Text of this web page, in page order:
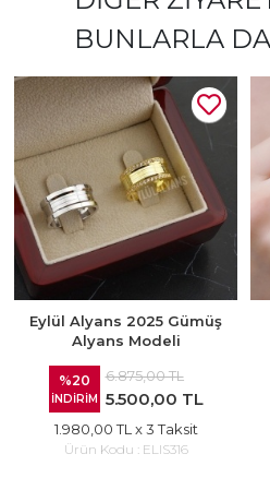
BUNLARLA
Eylül Alyans 2025 Gümüş
Alyans Modeli
%20
İNDİRİM
6.875,00 TL
5.500,00 TL
1.980,00 TL x 3 Taksit
Ürün Kodu : ELIS316